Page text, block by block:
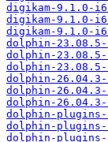
digikam-9.1.0-
digikam-9.1.0-
digikam-9.1.0-
dolphin-
dolphin-
dolphin-
dolphin-
dolphin-
dolphin-
dolphin-
dolphin-
dolphin-